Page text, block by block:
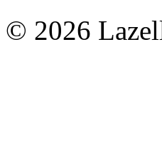
© 2026